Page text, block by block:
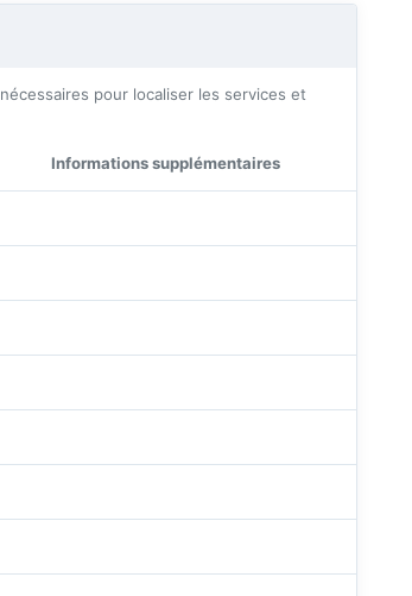
pour localiser les services et
Informations supplémentaires